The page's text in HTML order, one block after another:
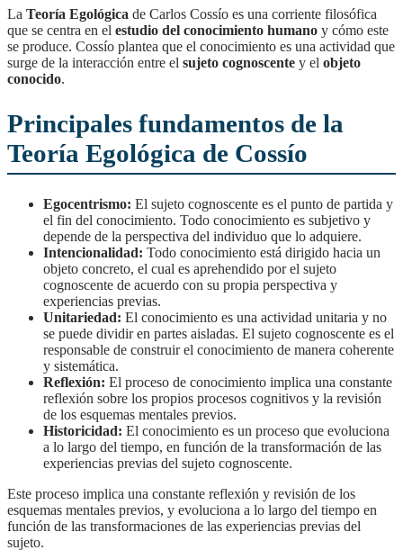
La Teoría Egológica de Carlos Cossío es una corriente filosófica
que se centra en el estudio del conocimiento humano y cómo este
se produce. Cossío plantea que el conocimiento es una actividad que
surge de la interacción entre el sujeto cognoscente y el objeto
conocido.
Principales fundamentos de la
Teoría Egológica de Cossío
Egocentrismo: El sujeto cognoscente es el punto de partida y
el fin del conocimiento. Todo conocimiento es subjetivo y
depende de la perspectiva del individuo que lo adquiere.
Intencionalidad: Todo conocimiento está dirigido hacia un
objeto concreto, el cual es aprehendido por el sujeto
cognoscente de acuerdo con su propia perspectiva y
experiencias previas.
Unitariedad: El conocimiento es una actividad unitaria y no
se puede dividir en partes aisladas. El sujeto cognoscente es el
responsable de construir el conocimiento de manera coherente
y sistemática.
Reflexión: El proceso de conocimiento implica una constante
reflexión sobre los propios procesos cognitivos y la revisión
de los esquemas mentales previos.
Historicidad: El conocimiento es un proceso que evoluciona
a lo largo del tiempo, en función de la transformación de las
experiencias previas del sujeto cognoscente.
Este proceso implica una constante reflexión y revisión de los
esquemas mentales previos, y evoluciona a lo largo del tiempo en
función de las transformaciones de las experiencias previas del
sujeto.